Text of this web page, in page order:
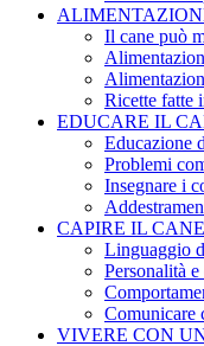
Il cane può
Ricette fatte
EDUCARE IL
Educazione
Problemi
Insegnare i
CAPIRE IL CANE
Linguaggio
Personalità
Comunicare
VIVERE CON